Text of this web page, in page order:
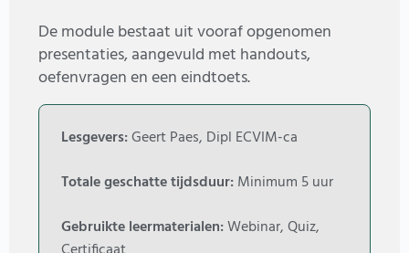
De module bestaat uit vooraf opgenomen
presentaties, aangevuld met handouts,
oefenvragen en een eindtoets.
Lesgevers:Geert Paes, Dipl ECVIM-ca
Totale geschatte tijdsduur:Minimum 5 uur
Gebruikte leermaterialen:Webinar, Quiz,